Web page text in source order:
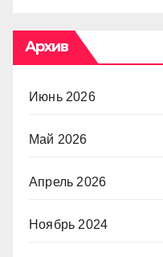
Архив
Июнь 2026
Май 2026
Апрель 2026
Ноябрь 2024